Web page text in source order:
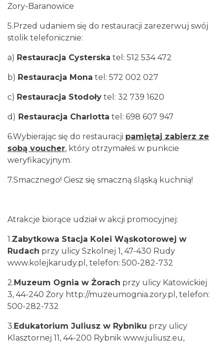
Żory-Baranowice
5.Przed udaniem się do restauracji zarezerwuj swój
stolik telefonicznie:
a) Restauracja Cysterska tel: 512 534 472
b) Restauracja Mona tel: 572 002 027
c) Restauracja Stodoły tel: 32 739 1620
d) Restauracja Charlotta tel: 698 607 947
6.Wybierając się do restauracji pamiętaj zabierz ze
sobą voucher, który otrzymałeś w punkcie
weryfikacyjnym.
7.Smacznego! Ciesz się smaczną śląską kuchnią!
Atrakcje biorące udział w akcji promocyjnej:
1.Zabytkowa Stacja Kolei Wąskotorowej w
Rudach przy ulicy Szkolnej 1, 47-430 Rudy
www.kolejkarudy.pl, telefon: 500-282-732
2.Muzeum Ognia w Żorach przy ulicy Katowickiej
3, 44-240 Żory http://muzeumognia.zory.pl, telefon:
500-282-732
3.Edukatorium Juliusz w Rybniku przy ulicy
Klasztornej 11, 44-200 Rybnik www.juliusz.eu,